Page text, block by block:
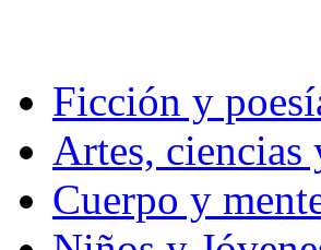
Ficción y
Artes, ciencias
Cuerpo y